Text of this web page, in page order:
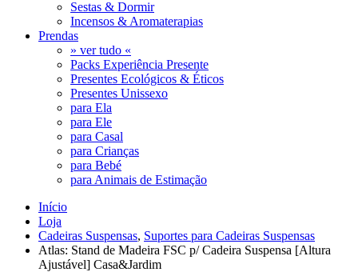
Sestas & Dormir
Incensos & Aromaterapias
Prendas
» ver tudo «
Packs Experiência Presente
Presentes Ecológicos & Éticos
Presentes Unissexo
para Ela
para Ele
para Casal
para Crianças
para Bebé
para Animais de Estimação
Início
Loja
Cadeiras Suspensas, Suportes para Cadeiras Suspensas
Atlas: Stand de Madeira FSC p/ Cadeira Suspensa [Altura
Ajustável] Casa&Jardim